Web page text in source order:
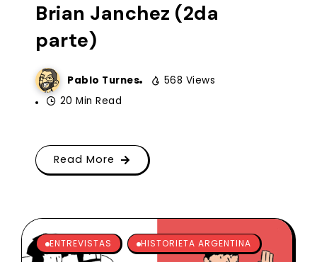
Brian Janchez (2da
parte)
Pablo Turnes
568 Views
20 Min Read
Read More
ENTREVISTAS HISTORIETA ARGENTINA